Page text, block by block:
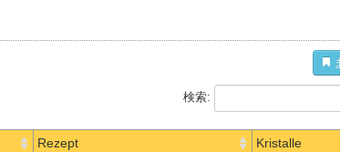
検索:
Rezept Kristalle